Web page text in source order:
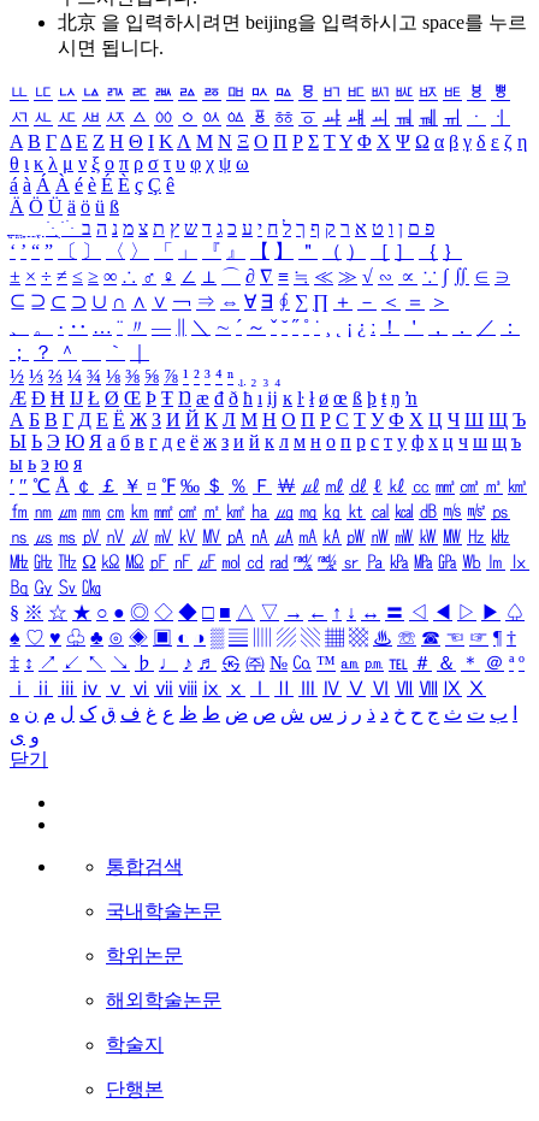
北京 을 입력하시려면 beijing을 입력하시고 space를 누르
시면 됩니다.
ㅥ ㅦ ㅧ ㅨ ㅩ ㅪ ㅫ ㅬ ㅭ ㅮ ㅯ ㅰ ㅱ ㅲ ㅳ ㅴ ㅵ ㅶ ㅷ ㅸ
ㅹ
ㅺ ㅻ ㅼ ㅽ ㅾ ㅿ ㆀ ㆁ ㆂ ㆃ ㆄ ㆅ ㆆ ㆇ ㆈ ㆉ ㆊ ㆋ ㆌ ㆍ
ㆎ
Α Β ΓΔ Ε Ζ Η Θ Ι ΚΛ Μ Ν Ξ Ο Π Ρ Σ ΤΥ Φ Χ Ψ Ω α β γ δ ε ζ η
θ ι κ λ μ ν ξ ο π ρ σ τ υ φ χ ψ ω
á à Á À é è É È ç Ç ê
Ä Ö Ü ä ö ü ß
ִֶֹ ֻּ ׁׂ פ ם ן ו ט א ר ק ף ך ל ח י ע כ ג ד ש ץ ת צ מ נ ה ב
‘ ’ “ ” 〔 〕 〈 〉 「 」 『 』 【 】 ＂ （ ） ［ ］ ｛ ｝
± × ÷ ≠ ≤ ≥ ∞ ∴ ♂ ♀ ∠ ⊥ ⌒ ∂ ∇ ≡ ≒ ≪ ≫ √ ∽ ∝ ∵ ∫ ∬ ∈ ∋
⊆ ⊇ ⊂ ⊃ ∪ ∩ ∧ ∨ ￢ ⇒ ⇔ ∀ ∃ ∮ ∑ ∏ ＋ － ＜ ＝
＞
、
。 · ‥ … ¨ 〃 ― ＼ ∼ ´ ～ ˇ ˘ ˝ ˚ ˙ ¸ ¡ ¿ ː ！ ＇ ， ． ／
：
；
？ ＾ ｀
½ ⅓ ⅔ ¼ ¾ ⅛ ⅜ ⅝ ⅞ ¹ ² ³ ⁴ ⁿ ₁ ₂ ₃ ₄
Æ Ð Ħ Ĳ Ł Ø Œ Þ Ŧ Ŋ æ đ ð ħ ı ĳ ĸ ŀ ł ø œ ß þ ŧ ŋ ŉ
А Б В Г Д Е Ё Ж З И Й К Л М Н О П Р С Т У Ф Х Ц Ч Ш Щ Ъ
Ы Ь Э Ю Я а б в г д е ё ж з и й к л м н о п р с т у ф х ц ч ш щ ъ
ы ь э ю я
′ ″ ℃ Å ￠ ￡ ￥ ¤ ℉ ‰ ＄ ％ Ｆ ￦ ㎕ ㎖ ㎗ ℓ ㎘ ㏄ ㎣ ㎤ ㎥ ㎦
㎙ ㎚ ㎛ ㎜ ㎝ ㎞ ㎟ ㎠ ㎡ ㎢ ㏊ ㎍ ㎎ ㎏ ㏏ ㎈ ㎉ ㏈ ㎧ ㎨ ㎰
㎱ ㎲ ㎳ ㎴ ㎵ ㎶ ㎷ ㎸ ㎹ ㎀ ㎁ ㎂ ㎃ ㎄ ㎺ ㎻ ㎽ ㎾ ㎿ ㎐ ㎑
㎒ ㎓ ㎔ Ω ㏀ ㏁ ㎊ ㎋ ㎌ ㏖ ㏅ ㎭ ㎮ ㎯ ㏛ ㎩ ㎪ ㎫ ㎬ ㏝ ㏐
㏓
㏃ ㏉ ㏜ ㏆
§ ※ ☆ ★ ○ ● ◎ ◇ ◆ □ ■ △ ▽ → ← ↑ ↓ ↔ 〓 ◁ ◀ ▷ ▶ ♤
♠ ♡ ♥ ♧ ♣ ⊙ ◈ ▣ ◐ ◑ ▒ ▤ ▨ ▧ ▦ ▩ ♨ ☏ ☎ ☜ ☞ ¶ †
‡ ↕ ↗ ↙ ↖ ↘ ♭ ♩ ♪ ♬ ㉿ ㈜ № ㏇ ™ ㏂ ㏘ ℡ ＃ ＆ ＊ ＠ ª º
ⅰ
ⅱ ⅲ ⅳ ⅴ ⅵ ⅶ ⅷ ⅸ ⅹ Ⅳ Ⅴ Ⅵ Ⅶ Ⅷ Ⅸ Ⅹ
ب ت ث ج ح خ د ذ ر ز س ش ص ض ط ظ ع غ ف ق ک ل م ن ه
و ی
닫기
통합검색
국내학술논문
학위논문
해외학술논문
학술지
단행본